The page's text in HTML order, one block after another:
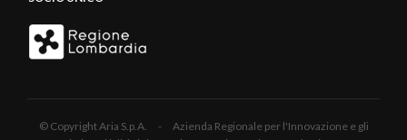
© Copyright Aria S.p.A. - Azienda Regionale per l'Innovazione e gli